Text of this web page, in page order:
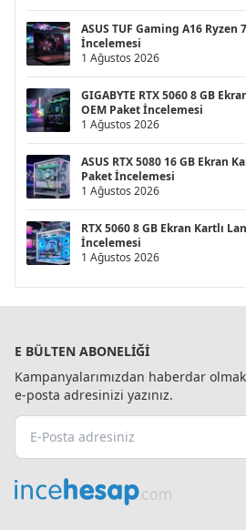
ASUS TUF Gaming A16
İncelemesi
1 Ağustos 2026
GIGABYTE RTX 5060 8 GB
OEM Paket İncelemesi
1 Ağustos 2026
ASUS RTX 5080 16 GB Ekran
Paket İncelemesi
1 Ağustos 2026
RTX 5060 8 GB Ekran Kartlı
İncelemesi
1 Ağustos 2026
E BÜLTEN ABONELIĞI
Kampanyalarımızdan haberdar
e-posta adresinizi yazınız.